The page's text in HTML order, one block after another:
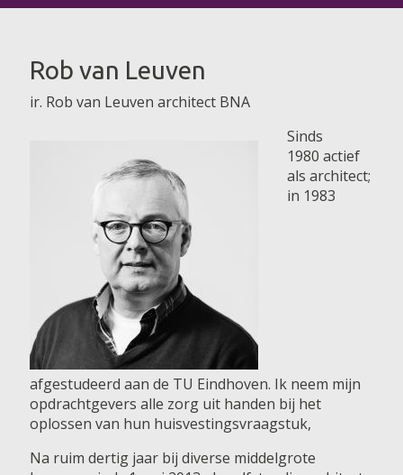
You are here
Rob van Leuven
ir. Rob van Leuven architect BNA
Sinds
1980 actief
als architect;
in 1983
afgestudeerd aan de TU Eindhoven. Ik neem mijn
opdrachtgevers alle zorg uit handen bij het
oplossen van hun huisvestingsvraagstuk,
Na ruim dertig jaar bij diverse middelgrote